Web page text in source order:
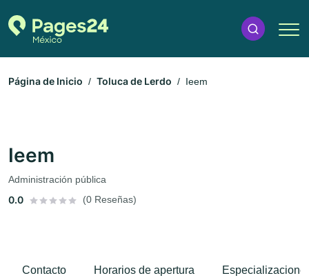
Página de Inicio Toluca de Lerdo Ieem
Ieem
Administración pública
0.0 (0 Reseñas)
Contacto Horarios de apertura